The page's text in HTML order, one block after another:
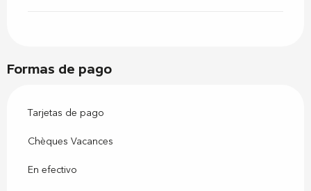
Formas de pago
Tarjetas de pago
Chèques Vacances
En efectivo